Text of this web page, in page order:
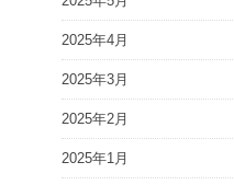
2025年4月
2025年3月
2025年2月
2025年1月